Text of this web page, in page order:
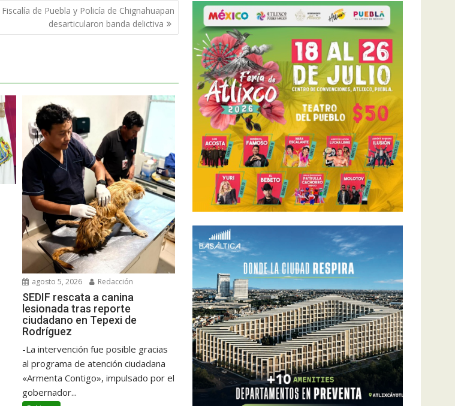
Fiscalía de Puebla y Policía de Chignahuapan
desarticularon banda delictiva
agosto 5, 2026 Redacción
SEDIF rescata a canina
lesionada tras reporte
ciudadano en Tepexi de
Rodríguez
-La intervención fue posible gracias
al programa de atención ciudadana
«Armenta Contigo», impulsado por el
gobernador...